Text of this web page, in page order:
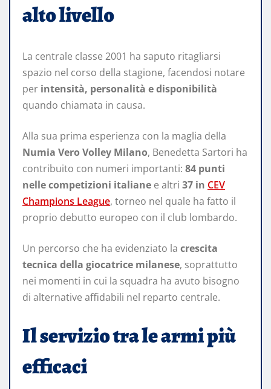
alto livello
La centrale classe 2001 ha saputo ritagliarsi
spazio nel corso della stagione, facendosi notare
per intensità, personalità e disponibilità
quando chiamata in causa.
Alla sua prima esperienza con la maglia della
Numia Vero Volley Milano, Benedetta Sartori ha
contribuito con numeri importanti: 84 punti
nelle competizioni italiane e altri 37 in CEV
Champions League, torneo nel quale ha fatto il
proprio debutto europeo con il club lombardo.
Un percorso che ha evidenziato la crescita
tecnica della giocatrice milanese, soprattutto
nei momenti in cui la squadra ha avuto bisogno
di alternative affidabili nel reparto centrale.
Il servizio tra le armi più
efficaci